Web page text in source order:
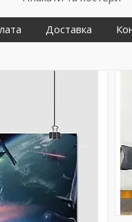
Доставка